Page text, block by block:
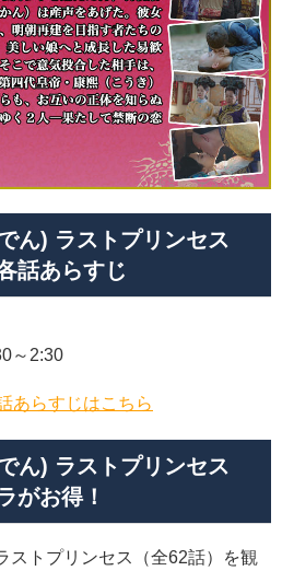
ん) ラストプリンセス
話あらすじ
～2:30
あらすじはこちら
ん) ラストプリンセス
がお得！
ストプリンセス（全62話）を観